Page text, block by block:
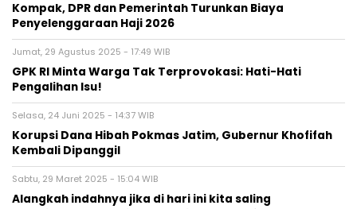
Kompak, DPR dan Pemerintah Turunkan Biaya
Penyelenggaraan Haji 2026
Jumat, 29 Agustus 2025 - 17:49 WIB
GPK RI Minta Warga Tak Terprovokasi: Hati-Hati
Pengalihan Isu!
Selasa, 24 Juni 2025 - 14:37 WIB
Korupsi Dana Hibah Pokmas Jatim, Gubernur Khofifah
Kembali Dipanggil
Sabtu, 29 Maret 2025 - 15:04 WIB
Alangkah indahnya jika di hari ini kita saling